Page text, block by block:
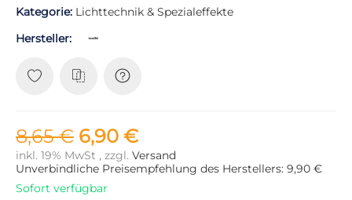
Kategorie: Lichttechnik & Spezialeffekte
Hersteller:
8,65 € 6,90 €
inkl. 19% MwSt , zzgl. Versand
Unverbindliche Preisempfehlung des Herstellers: 9,90 €
Sofort verfügbar